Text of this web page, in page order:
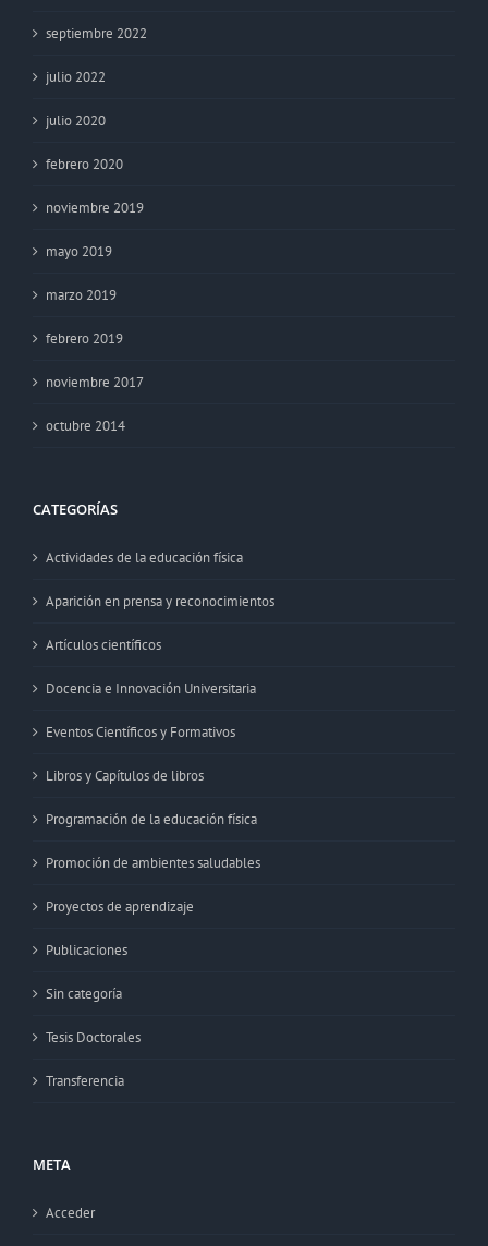
septiembre 2022
julio 2022
julio 2020
febrero 2020
noviembre 2019
mayo 2019
marzo 2019
febrero 2019
noviembre 2017
octubre 2014
CATEGORÍAS
Actividades de la educación física
Aparición en prensa y reconocimientos
Artículos científicos
Docencia e Innovación Universitaria
Eventos Científicos y Formativos
Libros y Capítulos de libros
Programación de la educación física
Promoción de ambientes saludables
Proyectos de aprendizaje
Publicaciones
Sin categoría
Tesis Doctorales
Transferencia
META
Acceder